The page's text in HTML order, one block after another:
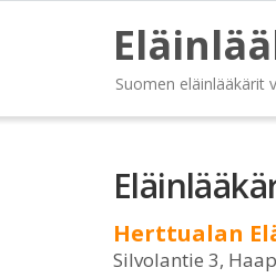
Suomen eläinlääkärit
Herttualan
Silvolantie 3,